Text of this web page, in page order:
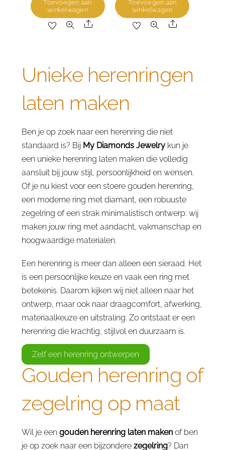
was:
€3,281.15.
is:
Toevoegen aan
winkelwagen
Share
was:
€2,429.30.
is:
Toevoegen aan
winkelwagen
Share
Unieke herenringen
laten maken
Ben je op zoek naar een herenring die niet
standaard is? Bij My Diamonds Jewelrykun je
een unieke herenring laten maken die volledig
aansluit bij jouw stijl, persoonlijkheid en wensen.
Of je nu kiest voor een stoere gouden herenring,
een moderne ring met diamant, een robuuste
zegelring of een strak minimalistisch ontwerp: wij
maken jouw ring met aandacht, vakmanschap en
hoogwaardige materialen.
Een herenring is meer dan alleen een sieraad. Het
is een persoonlijke keuze en vaak een ring met
betekenis. Daarom kijken wij niet alleen naar het
ontwerp, maar ook naar draagcomfort, afwerking,
materiaalkeuze en uitstraling. Zo ontstaat er een
herenring die krachtig, stijlvol en duurzaam is.
Zelf een herenring ontwerpen
Gouden herenring of
zegelring op maat
Wil je een gouden herenring laten makenof ben
je op zoek naar een bijzondere zegelring? Dan